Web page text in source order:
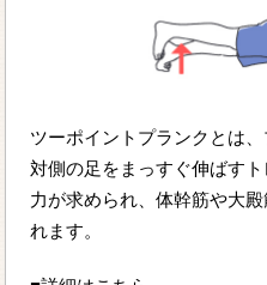
ツーポイントプランクとは
対側の足をまっすぐ伸ばす
力が求められ、体幹筋や大
れます。